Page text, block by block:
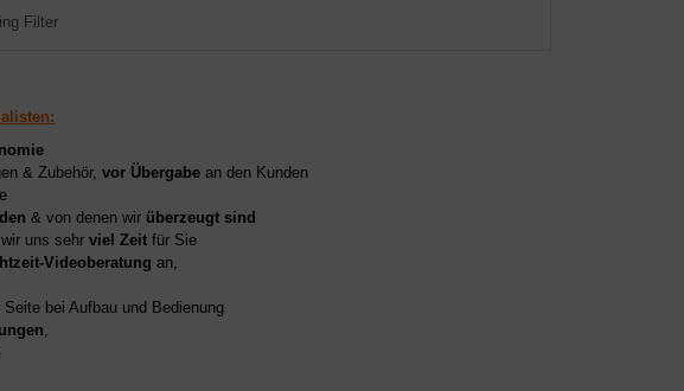
Filter
& Zubehör, vor Übergabe an den Kunden
& von denen wir überzeugt sind
uns sehr viel Zeit für Sie
Videoberatung an,
bei Aufbau und Bedienung